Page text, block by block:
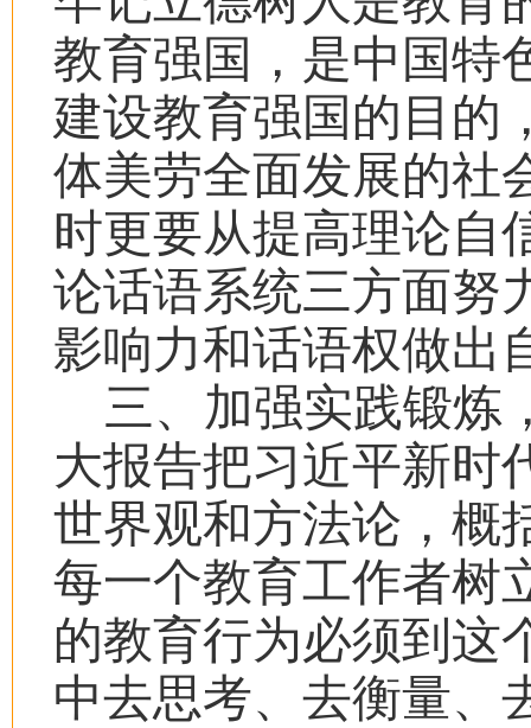
教育强国，是中国特
建设教育强国的目的
体美劳全面发展的社
时更要从提高理论自
论话语系统三方面努
影响力和话语权做出
三、加强实践锻炼
大报告把习近平新时
世界观和方法论，概
每一个教育工作者树
的教育行为必须到这
中去思考、去衡量、